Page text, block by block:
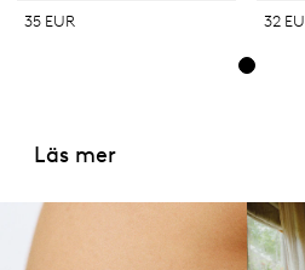
35 EUR 32
Läs mer